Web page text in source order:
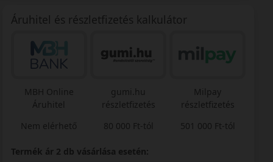
Áruhitel és részletfizetés kalkulátor
MBH Online
Áruhitel
Nem elérhető
gumi.hu
részletfizetés
80 000 Ft-tól
Milpay
részletfizetés
501 000 Ft-tól
Termék ár 2 db vásárlása esetén: